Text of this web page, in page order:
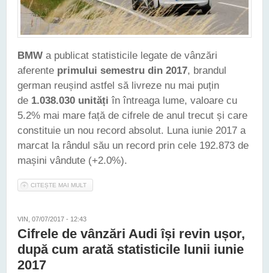
BMW a publicat statisticile legate de vânzări
aferente primului semestru din 2017, brandul
german reușind astfel să livreze nu mai puțin
de 1.038.030 unități în întreaga lume, valoare cu
5.2% mai mare față de cifrele de anul trecut și care
constituie un nou record absolut. Luna iunie 2017 a
marcat la rândul său un record prin cele 192.873 de
mașini vândute (+2.0%).
CITEȘTE MAI MULT
VIN, 07/07/2017 - 12:43
Cifrele de vânzări Audi își revin ușor,
după cum arată statisticile lunii iunie
2017